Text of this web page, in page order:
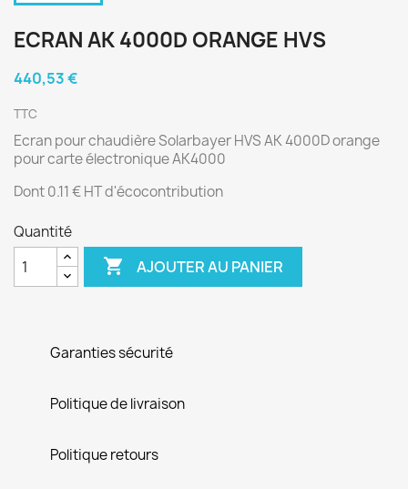
ECRAN AK 4000D ORANGE HVS
440,53 €
TTC
Ecran pour chaudière Solarbayer HVS AK 4000D orange
pour carte électronique AK4000
Dont 0.11 € HT d'écocontribution
Quantité
 AJOUTER AU PANIER
Garanties sécurité
Politique de livraison
Politique retours